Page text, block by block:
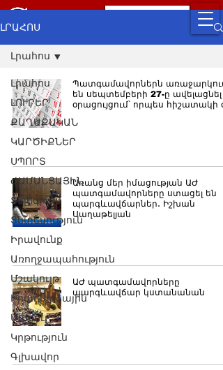
ԼՐԱՀՈՍ
Լրահոս
ԼՈՒՐԵՐ
ՔԱՂԱՔԱԿԱՆ
ԿԱՐԾԻՔՆԵՐ
ՍՊՈՐՏ
ԺԱՄԱՆՑԱՅԻՆ
Տելեգրամ
Տնտեսություն
Իրավունք
Առողջապահություն
Մշակույթ
Իրադարձային
Մամուլ
Կրթություն
Գլխավոր
Լրահոս
Պատգամավորներն առաջարկում
են սեպտեմբերի 27-ը ավելացնել
օրացույցում՝ որպես հիշատակի
Առանց մեր իմացության ԱԺ
պատգամավորները ստացել են
պարգևավճարներ․ Իշխան
Սաղաթելյան
ԱԺ պատգամավորները
պարգևավճար կստանանան